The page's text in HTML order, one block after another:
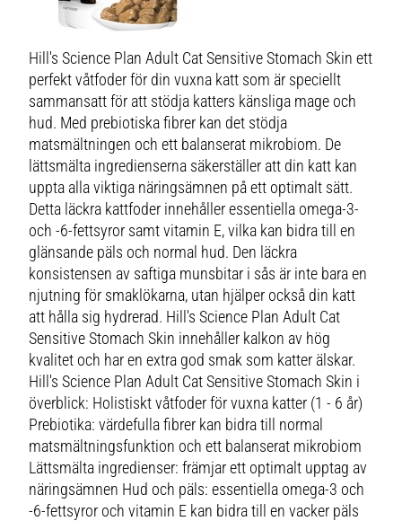
Hill's Science Plan Adult Cat Sensitive Stomach Skin ett
perfekt våtfoder för din vuxna katt som är speciellt
sammansatt för att stödja katters känsliga mage och
hud. Med prebiotiska fibrer kan det stödja
matsmältningen och ett balanserat mikrobiom. De
lättsmälta ingredienserna säkerställer att din katt kan
uppta alla viktiga näringsämnen på ett optimalt sätt.
Detta läckra kattfoder innehåller essentiella omega-3-
och -6-fettsyror samt vitamin E, vilka kan bidra till en
glänsande päls och normal hud. Den läckra
konsistensen av saftiga munsbitar i sås är inte bara en
njutning för smaklökarna, utan hjälper också din katt
att hålla sig hydrerad. Hill's Science Plan Adult Cat
Sensitive Stomach Skin innehåller kalkon av hög
kvalitet och har en extra god smak som katter älskar.
Hill's Science Plan Adult Cat Sensitive Stomach Skin i
överblick: Holistiskt våtfoder för vuxna katter (1 - 6 år)
Prebiotika: värdefulla fibrer kan bidra till normal
matsmältningsfunktion och ett balanserat mikrobiom
Lättsmälta ingredienser: främjar ett optimalt upptag av
näringsämnen Hud och päls: essentiella omega-3 och
-6-fettsyror och vitamin E kan bidra till en vacker päls